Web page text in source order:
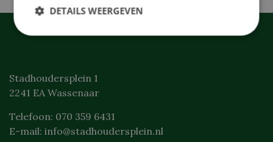
Stadhoudersplein 1
2241 EA Wassenaar
Telefoon: 070 359 6431
E-mail: info@stadhoudersplein.nl
DETAILS WEERGEVEN
Functioneel
accountbeheer. De website kan niet goed worden gebruikt
zonder de strikt noodzakelijke cookies.